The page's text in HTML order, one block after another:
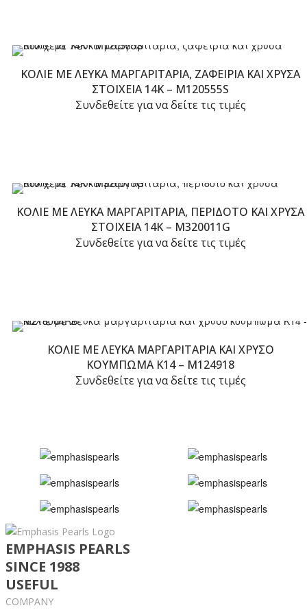
ΚΟΛΙΈ ΜΕ ΛΕΥΚΆ ΜΑΡΓΑΡΙΤΆΡΙΑ, ΖΑΦΕΊΡΙΑ ΚΑΙ ΧΡΥΣΆ
ΣΤΟΙΧΕΊΑ 14K – M120555S
Συνδεθείτε για να δείτε τις τιμές
ΚΟΛΙΈ ΜΕ ΛΕΥΚΆ ΜΑΡΓΑΡΙΤΆΡΙΑ, ΠΕΡΊΔΟΤΟ ΚΑΙ ΧΡΥΣΆ
ΣΤΟΙΧΕΊΑ 14K – M320011G
Συνδεθείτε για να δείτε τις τιμές
ΚΟΛΙΈ ΜΕ ΛΕΥΚΆ ΜΑΡΓΑΡΙΤΆΡΙΑ ΚΑΙ ΧΡΥΣΌ
ΚΟΎΜΠΩΜΑ K14 – M124918
Συνδεθείτε για να δείτε τις τιμές
EMPHASIS PEARLS
SINCE 1988
USEFUL
COMPANY